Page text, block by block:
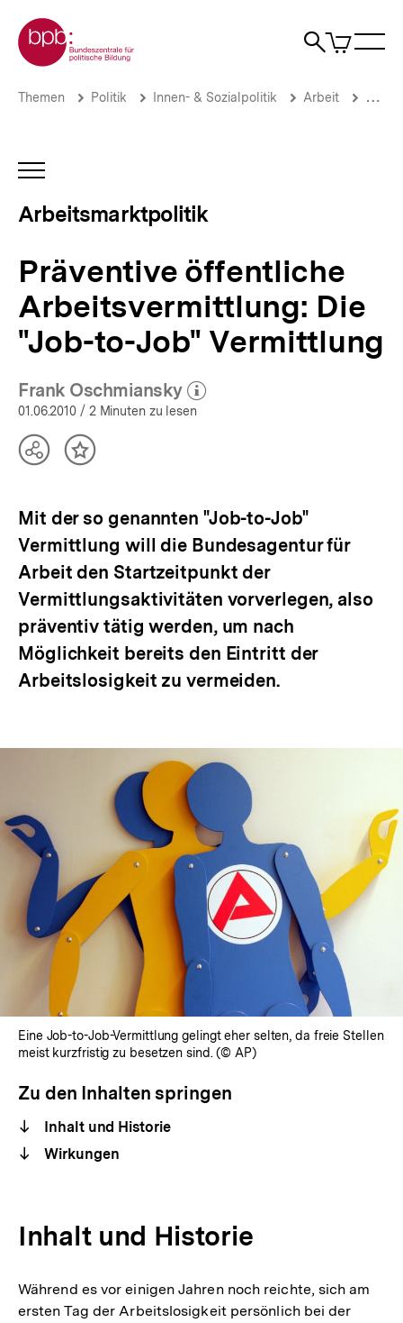
zum
Seiteninhalt
springen
Zur Startseite der bpb
Suche
Artikel
im
Präventive
"Job-
to-
Vermittlung
Arbeitsmarktpolitik
bpb.de
Brotkrümelnavigation
Pfadnavigation
Themen Politik Innen- & Sozialpolitik Arbeit
INHALTSNAVIGATION
Arbeitsmarktpolitik
Präventive öffentliche
Arbeitsvermittlung: Die
"Job-to-Job" Vermittlung
Frank Oschmiansky
(Mehr zum Autor)
öffnen
01.06.2010 / 2 Minuten zu lesen
TeilenInhalt
Mit der so genannten "Job-to-Job"
Vermittlung will die Bundesagentur für
Arbeit den Startzeitpunkt der
Vermittlungsaktivitäten vorverlegen, also
präventiv tätig werden, um nach
Möglichkeit bereits den Eintritt der
Arbeitslosigkeit zu vermeiden.
Eine Job-to-Job-Vermittlung gelingt eher selten, da freie Stellen
meist kurzfristig zu besetzen sind. (© AP)
Zu den Inhalten springen
Inhalt und Historie
Wirkungen
Inhalt und Historie
Während es vor einigen Jahren noch reichte, sich am
ersten Tag der Arbeitslosigkeit persönlich bei der